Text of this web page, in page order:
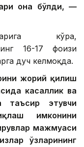
она бўлди, —
кўра,
16-17 фоизи
дуч келмоқда.
жорий қилиш
касаллик ва
таъсир этувчи
имконини
мажмуаси
ўзларининг